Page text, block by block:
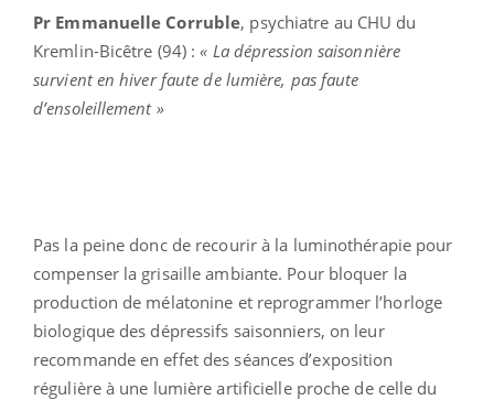
Pr Emmanuelle Corruble, psychiatre au CHU du
Kremlin-Bicêtre (94) :« La dépression saisonnière
survient en hiver faute de lumière, pas faute
d’ensoleillement »
Pas la peine donc de recourir à la luminothérapie pour
compenser la grisaille ambiante. Pour bloquer la
production de mélatonine et reprogrammer l’horloge
biologique des dépressifs saisonniers, on leur
recommande en effet des séances d’exposition
régulière à une lumière artificielle proche de celle du